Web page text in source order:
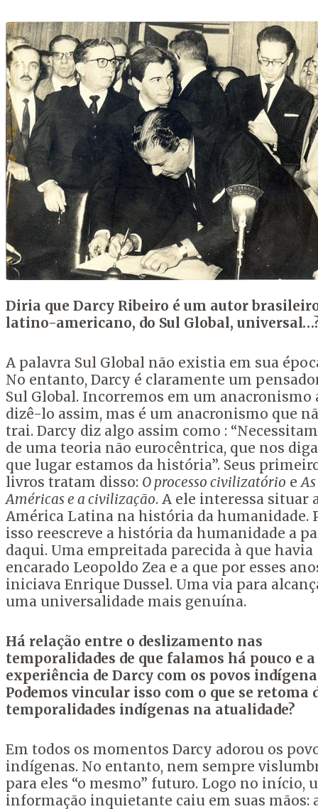
Diria que Darcy Ribeiro é um autor
latino-americano, do Sul Global,
A palavra Sul Global não existia em sua
No entanto, Darcy é claramente um
Sul Global. Incorremos em um anacronismo
dizê-lo assim, mas é um anacronismo que
trai. Darcy diz algo assim como :
de uma teoria não eurocêntrica, que nos
que lugar estamos da história”. Seus
livros tratam disso: O processo civilizatório eAs
Américas e a civilização. A ele interessa situar
América Latina na história da humanidade.
isso reescreve a história da humanidade a
daqui. Uma empreitada parecida à que havia
encarado Leopoldo Zea e a que por esses
iniciava Enrique Dussel. Uma via para
uma universalidade mais genuína.
Há relação entre o deslizamento nas
temporalidades de que falamos há pouco e a
experiência de Darcy com os povos
Podemos vincular isso com o que se retoma
temporalidades indígenas na atualidade?
Em todos os momentos Darcy adorou os
indígenas. No entanto, nem sempre
para eles “o mesmo” futuro. Logo no início,
informação inquietante caiu em suas mãos: